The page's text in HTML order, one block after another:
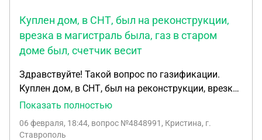
Куплен дом, в СНТ, был на реконструкции,
врезка в магистраль была, газ в старом
доме был, счетчик весит
Здравствуйте! Такой вопрос по газификации.
Куплен дом, в СНТ, был на реконструкции, врезка
в магистраль была, газ в старом доме был,
Пришло время вводить газ, приехал
Показать полностью
06 февраля, 18:44, вопрос №4848991, Кристина, г.
Ставрополь